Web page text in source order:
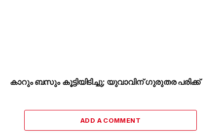
കാറും ബസും കൂട്ടിയിടിച്ചു; യുവാവിന് ഗുരുതര പരിക്ക്
ADD A COMMENT